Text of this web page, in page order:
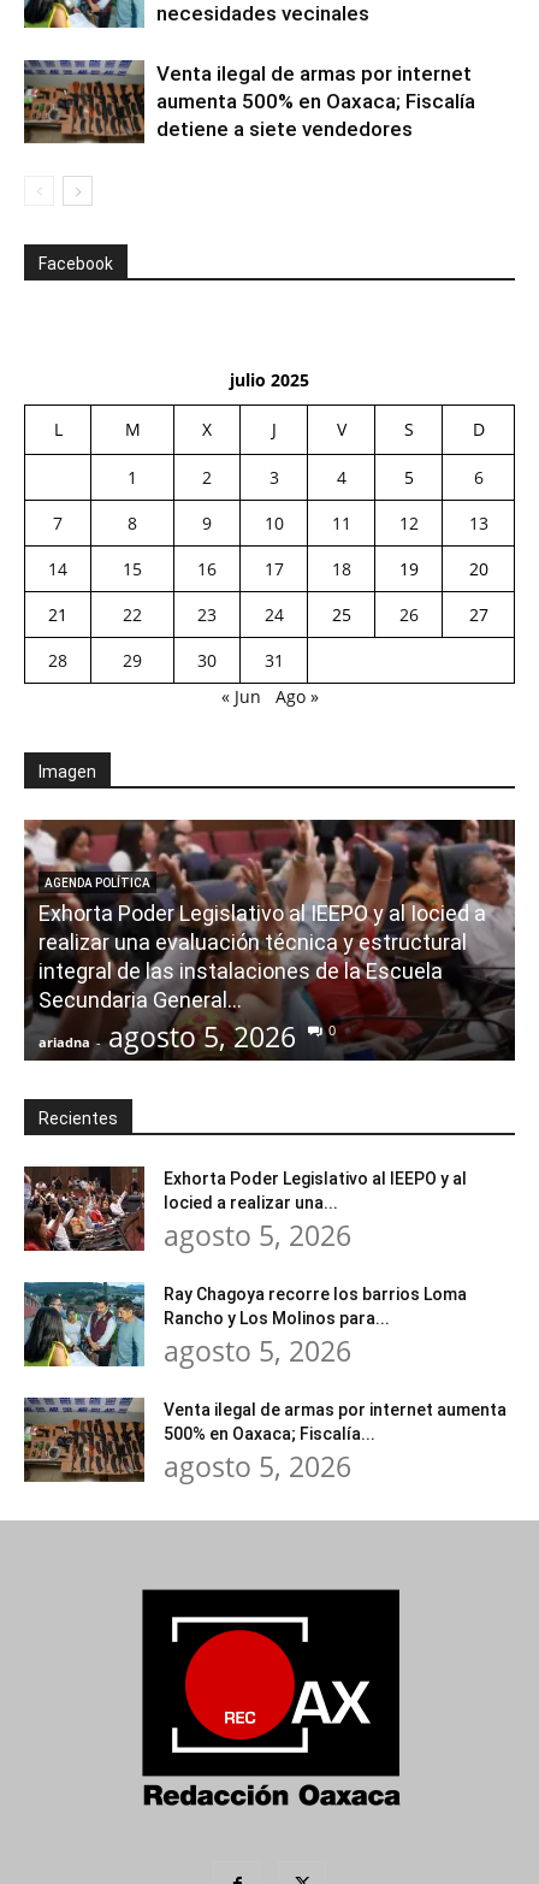
necesidades vecinales
Venta ilegal de armas por internet
aumenta 500% en Oaxaca; Fiscalía
detiene a siete vendedores
Facebook
julio 2025
L M X J V S D
1 2 3 4 5
6
7
8 9 10 11 12
13
14
15 16 17 18 19
20
21
22 23 24 25 26
27
28
29 30
31
« Jun
Ago »
Imagen
AGENDA POLÍTICA
Exhorta Poder Legislativo al IEEPO y al Iocied a
realizar una evaluación técnica y estructural
integral de las instalaciones de la Escuela
Secundaria General...
ariadna - agosto 5, 2026 0
Recientes
Exhorta Poder Legislativo al IEEPO y al
Iocied a realizar una...
agosto 5, 2026
Ray Chagoya recorre los barrios Loma
Rancho y Los Molinos para...
agosto 5, 2026
Venta ilegal de armas por internet aumenta
500% en Oaxaca; Fiscalía...
agosto 5, 2026